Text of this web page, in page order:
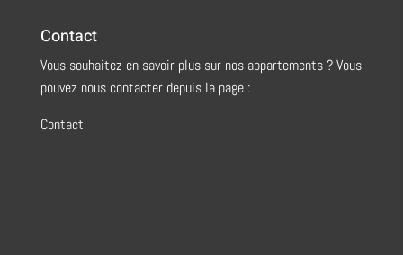
Contact
Vous souhaitez en savoir plus sur nos appartements ? Vous
pouvez nous contacter depuis la page :
Contact